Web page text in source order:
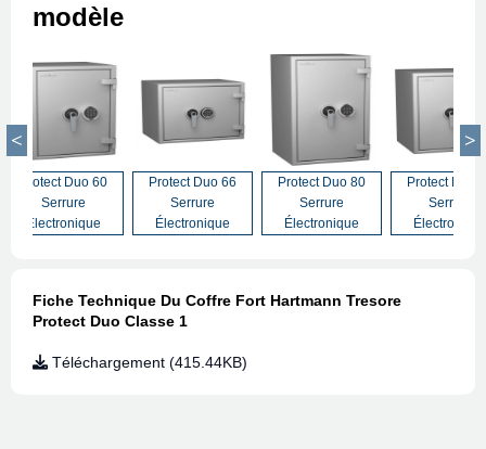
modèle
Protect Duo 60
Serrure
Électronique
Protect Duo 66
Serrure
Électronique
Protect Duo 80
Serrure
Électronique
Protect Duo
Serrure
Fiche Technique Du Coffre Fort Hartmann Tresore
Protect Duo Classe 1
Téléchargement (415.44KB)